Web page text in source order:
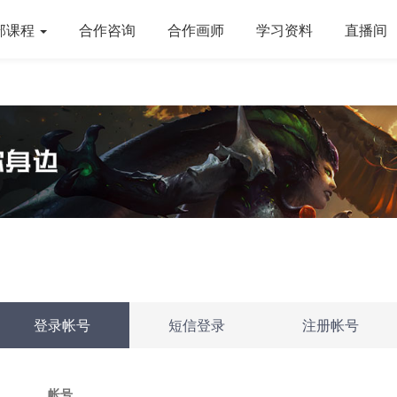
课程 合作咨询 合作画师 学习资料 直播间
登录帐号 短信登录 注册帐号
帐号